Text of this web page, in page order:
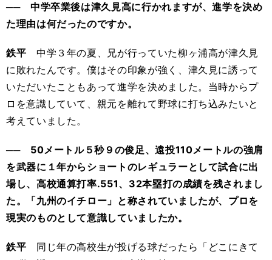
── 中学卒業後は津久見高に行かれますが、進学を決め
た理由は何だったのですか。
鉄平 中学３年の夏、兄が行っていた柳ヶ浦高が津久見
に敗れたんです。僕はその印象が強く、津久見に誘って
いただいたこともあって進学を決めました。当時からプ
ロを意識していて、親元を離れて野球に打ち込みたいと
考えていました。
── 50メートル５秒９の俊足、遠投110メートルの強肩
を武器に１年からショートのレギュラーとして試合に出
場し、高校通算打率.551、32本塁打の成績を残されまし
た。「九州のイチロー」と称されていましたが、プロを
現実のものとして意識していましたか。
鉄平 同じ年の高校生が投げる球だったら「どこにきて